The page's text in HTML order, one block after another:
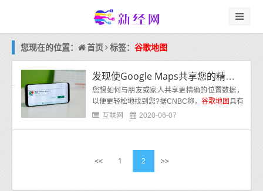
您现在的位置： 首页 标签： 谷歌地图
发现使Google Maps共享您的精确位置的隐藏代码
您想如何与朋友或家人共享更精确的位置数据，
以便更轻松地找到您?据CNBC称， 谷歌地图具有
被称为“加号”的隐藏功能，即数字地址。
互联网 2020-06-07
<< 1 2 >>